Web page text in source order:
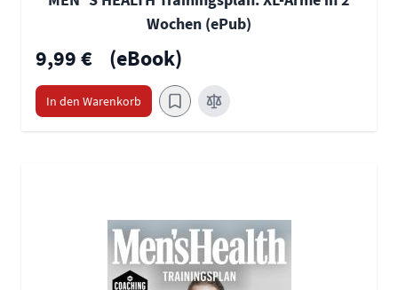
Wochen (ePub)
9,99 € (eBook)
In den Warenkorb